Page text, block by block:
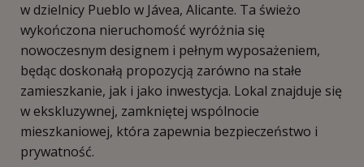
w dzielnicy Pueblo w Jávea, Alicante. Ta świeżo
wykończona nieruchomość wyróżnia się
nowoczesnym designem i pełnym wyposażeniem,
będąc doskonałą propozycją zarówno na stałe
zamieszkanie, jak i jako inwestycja. Lokal znajduje się
w ekskluzywnej, zamkniętej wspólnocie
mieszkaniowej, która zapewnia bezpieczeństwo i
prywatność.